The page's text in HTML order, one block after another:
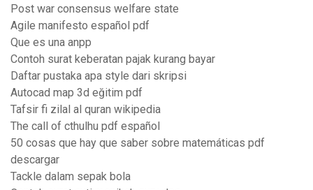
Post war consensus welfare state
Agile manifesto español pdf
Que es una anpp
Contoh surat keberatan pajak kurang bayar
Daftar pustaka apa style dari skripsi
Autocad map 3d eğitim pdf
Tafsir fi zilal al quran wikipedia
The call of cthulhu pdf español
50 cosas que hay que saber sobre matemáticas pdf
descargar
Tackle dalam sepak bola